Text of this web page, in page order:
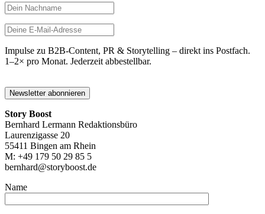
Impulse zu B2B-Content, PR & Storytelling – direkt ins Postfach.
1–2× pro Monat. Jederzeit abbestellbar.
Story Boost
Bernhard Lermann Redaktionsbüro
Laurenzigasse 20
55411 Bingen am Rhein
M: +49 179 50 29 85 5
bernhard@storyboost.de
Name